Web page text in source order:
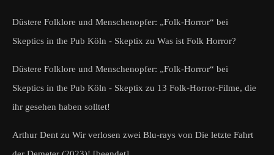
Düstere Folklore und Menschenopfer: „Folk-Horror“ bei
Skeptics in the Pub Köln - Skeptix zu Was ist Folk Horror?
Düstere Folklore und Menschenopfer: „Folk-Horror“ bei
Skeptics in the Pub Köln - Skeptix zu 13 Folk-Horror-Filme, die
ihr gesehen haben solltet!
Arthur Dent zu Wir verlosen zwei Blu-rays von Die letzte Fahrt